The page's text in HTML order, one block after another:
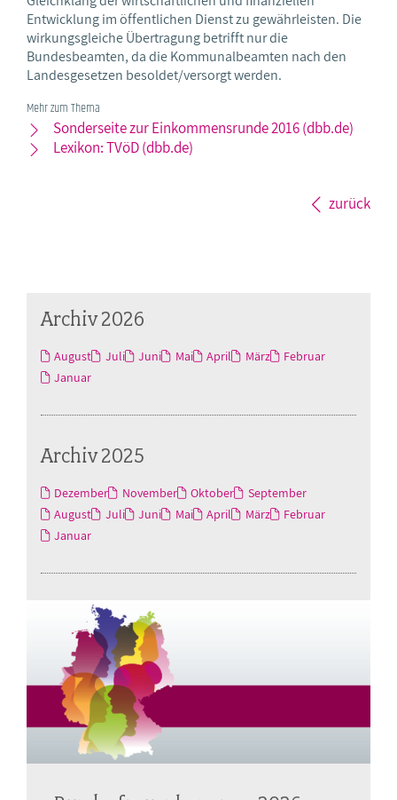
Entwicklung im öffentlichen Dienst zu gewährleisten. Die
wirkungsgleiche Übertragung betrifft nur die
Bundesbeamten, da die Kommunalbeamten nach den
Landesgesetzen besoldet/versorgt werden.
Mehr zum Thema
Sonderseite zur Einkommensrunde 2016 (dbb.de)
Lexikon: TVöD (dbb.de)
zurück
Archiv 2026
August Juli Juni Mai April März
Februar
Januar
Archiv 2025
Dezember November Oktober
September
August
Juli Juni Mai April März
Februar
Januar